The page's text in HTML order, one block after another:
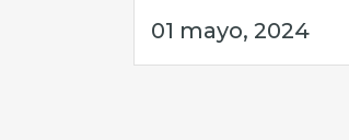
01 mayo, 2024